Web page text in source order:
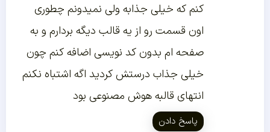
کنم که خیلی جذابه ولی نمیدونم چطوری
اون قسمت رو از یه قالب دیگه بردارم و به
صفحه ام بدون کد نویسی اضافه کنم چون
خیلی جذاب درستش کردید اگه اشتباه نکنم
انتهای قالبه هوش مصنوعی بود
پاسخ دادن